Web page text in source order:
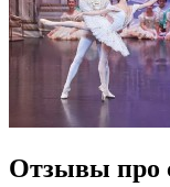
Отзывы про